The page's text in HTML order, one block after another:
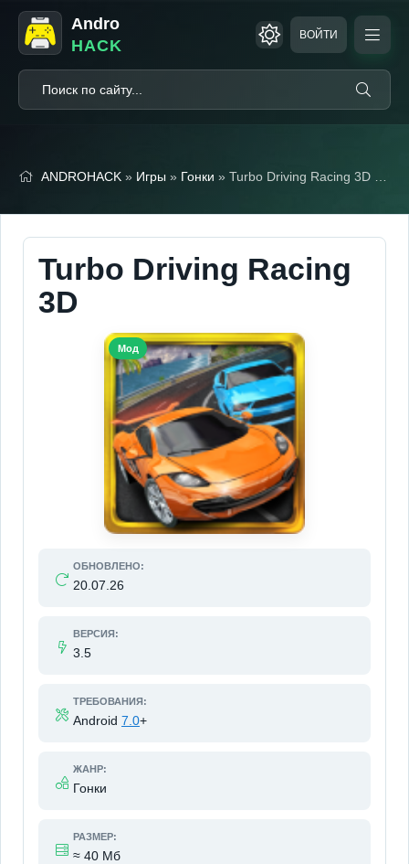
Andro
HACK
ВОЙТИ
ANDROHACK » Игры » Гонки » Turbo Driving Racing 3D (Мод, Много денег)
Turbo Driving Racing
3D
ОБНОВЛЕНО:
20.07.26
ВЕРСИЯ:
3.5
ТРЕБОВАНИЯ:
Android 7.0+
ЖАНР:
Гонки
РАЗМЕР:
≈ 40 Мб
Мод